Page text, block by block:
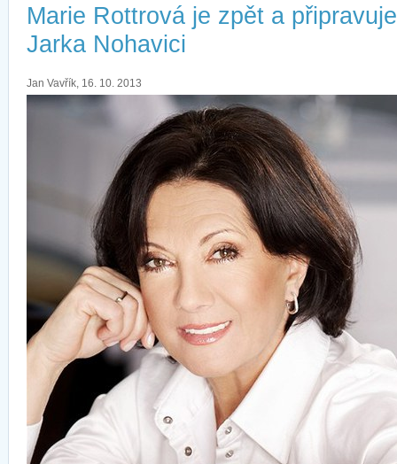
Marie Rottrová je zpět a
Jarka Nohavici
Jan Vavřík, 16. 10. 2013